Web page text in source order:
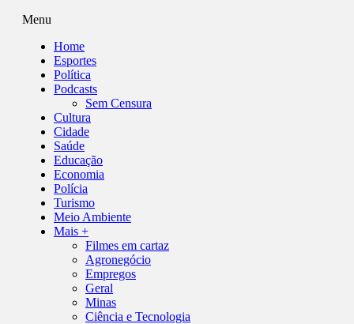
Menu
Home
Esportes
Política
Podcasts
Sem Censura
Cultura
Cidade
Saúde
Educação
Economia
Polícia
Turismo
Meio Ambiente
Mais +
Filmes em cartaz
Agronegócio
Empregos
Geral
Minas
Ciência e Tecnologia